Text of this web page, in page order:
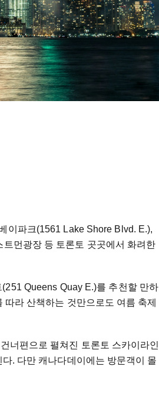
이파크(1561 Lake Shore Blvd. E.),
먼광장 등 토론토 곳곳에서 화려한
Queens Quay E.)를 추천할 만하
라 산책하는 것만으로도 여름 축제
너편으로 펼쳐진 토론토 스카이라인
. 다만 캐나다데이에는 방문객이 몰